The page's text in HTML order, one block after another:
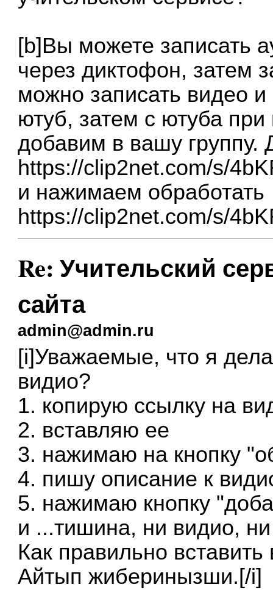
[b]Вы можете записать
через диктофон, затем
можно записать видео и
ютуб, затем с ютуба
добавим в вашу группу.
https://clip2net.com/s/
и нажимаем обработать
https://clip2net.com/s/
Re: Учительский
сайта
admin@admin.ru
[i]Уважаемые, что я
видио?
1. копирую ссылку на
2. вставляю ее
3. нажимаю на кнопку
4. пишу описание к
5. нажимаю кнопку
и ...тишина, ни видио,
Как правильно вставить
Айтып жиберинызши.[/i]